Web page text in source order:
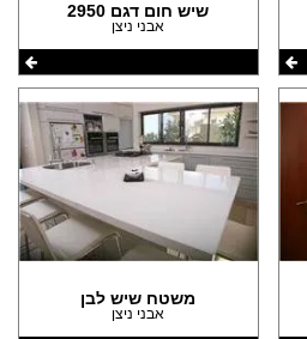
שיש חום דגם 2950
אבני ניצן
משטח שיש לבן
אבני ניצן